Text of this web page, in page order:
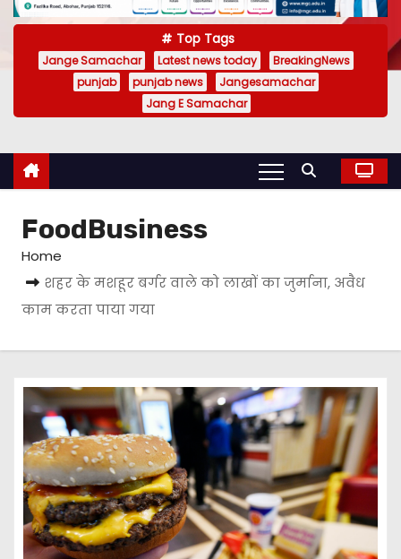
Top Tags
Jange Samachar Latest news today
BreakingNews
punjab
punjab news
Jangesamachar
Jang E Samachar
FoodBusiness
Home
शहर के मशहूर बर्गर वाले को लाखों का जुर्माना, अवैध
काम करता पाया गया